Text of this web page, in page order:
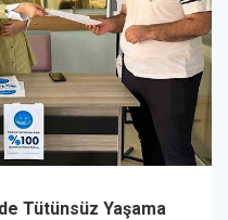
Tütünsüz Yaşama